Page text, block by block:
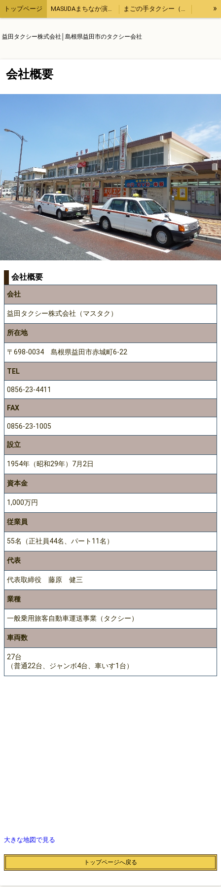
トップページ MASUDAまちなか演奏会 まごの手タクシー（用事の代行、飲食のテイクアウトなど） »
益田タクシー株式会社│島根県益田市のタクシー会社
会社概要
会社概要
会社
益田タクシー株式会社（マスタク）
所在地
〒698-0034 島根県益田市赤城町6-22
TEL
0856-23-4411
FAX
0856-23-1005
設立
1954年（昭和29年）7月2日
資本金
1,000万円
従業員
55名（正社員44名、パート11名）
代表
代表取締役 藤原 健三
業種
一般乗用旅客自動車運送事業（タクシー）
車両数
27台
（普通22台、ジャンボ4台、車いす1台）
大きな地図で見る
トップページへ戻る